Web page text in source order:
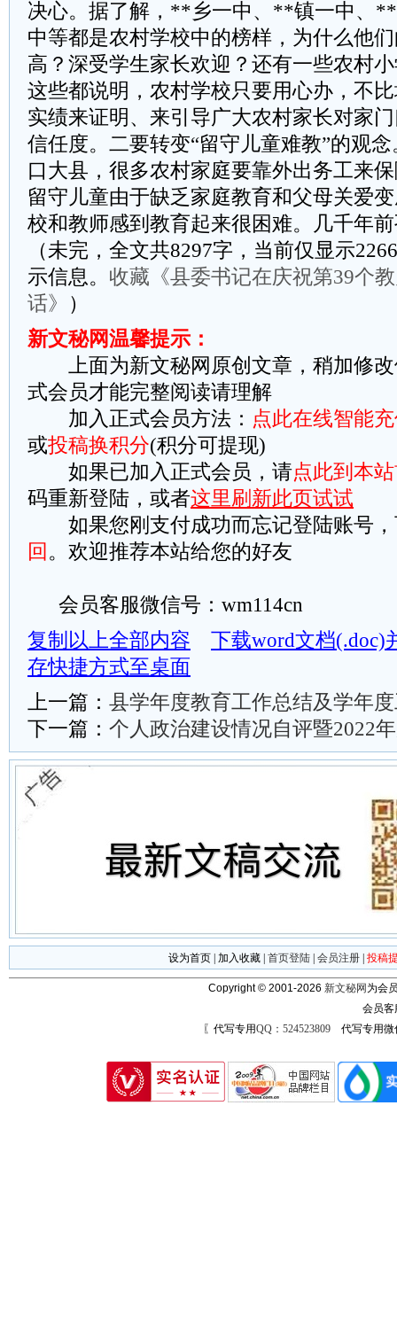
决心。据了解，**乡一中、**镇一中、
中等都是农村学校中的榜样，为什么他
高？深受学生家长欢迎？还有一些农村
这些都说明，农村学校只要用心办，不
实绩来证明、来引导广大农村家长对家
信任度。二要转变“留守儿童难教”的观
口大县，很多农村家庭要靠外出务工来
留守儿童由于缺乏家庭教育和父母关爱
校和教师感到教育起来很困难。几千年
（未完，全文共8297字，当前仅显示
示信息。 收藏《县委书记在庆祝第39个
话》
）
新文秘网温馨提示：
上面为新文秘网原创文章，稍加修改
式会员才能完整阅读请理解
加入正式会员方法： 点此在线智能
或投稿换积分(积分可提现)
如果已加入正式会员，请点此到本
码重新登陆，或者这里刷新此页试试
如果您刚支付成功而忘记登陆账号，
回 。欢迎推荐本站给您的好友
会员客服微信号：wm114cn
复制以上全部内容
下载word文档(.doc)
存快捷方式至桌面
上一篇： 县学年度教育工作总结及学年
下一篇： 个人政治建设情况自评暨2022
设为首页 加入收藏 首页登陆 会员注册 投稿
Copyright © 2001-2026 新文秘网 为会
会员
〖代写专用QQ：524523809代写专用微